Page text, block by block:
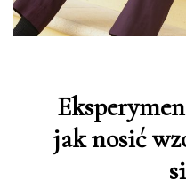
jak nosić